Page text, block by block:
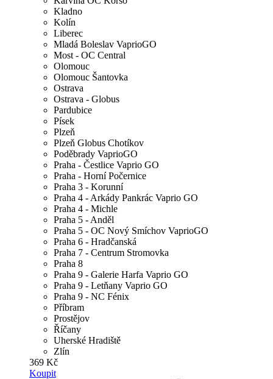
Kladno
Kolín
Liberec
Mladá Boleslav VaprioGO
Most - OC Central
Olomouc
Olomouc Šantovka
Ostrava
Ostrava - Globus
Pardubice
Písek
Plzeň
Plzeň Globus Chotíkov
Poděbrady VaprioGO
Praha - Čestlice Vaprio GO
Praha - Horní Počernice
Praha 3 - Korunní
Praha 4 - Arkády Pankrác Vaprio GO
Praha 4 - Michle
Praha 5 - Anděl
Praha 5 - OC Nový Smíchov VaprioGO
Praha 6 - Hradčanská
Praha 7 - Centrum Stromovka
Praha 8
Praha 9 - Galerie Harfa Vaprio GO
Praha 9 - Letňany Vaprio GO
Praha 9 - NC Fénix
Příbram
Prostějov
Říčany
Uherské Hradiště
Zlín
369 Kč
Koupit